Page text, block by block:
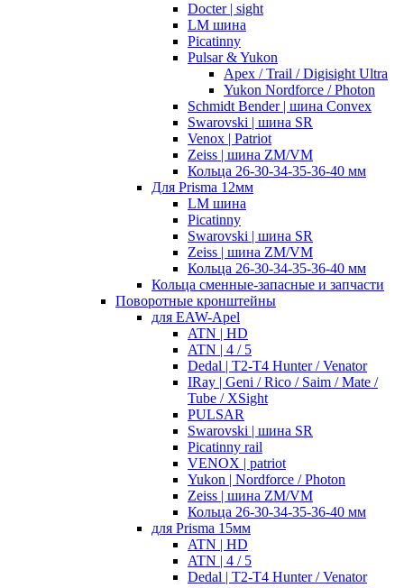
Docter | sight
LM шина
Picatinny
Pulsar & Yukon
Apex / Trail / Digisight Ultra
Yukon Nordforce / Photon
Schmidt Bender | шина Convex
Swarovski | шина SR
Venox | Patriot
Zeiss | шина ZM/VM
Кольца 26-30-34-35-36-40 мм
Для Prisma 12мм
LM шина
Picatinny
Swarovski | шина SR
Zeiss | шина ZM/VM
Кольца 26-30-34-35-36-40 мм
Кольца сменные-запасные и запчасти
Поворотные кронштейны
для EAW-Apel
ATN | HD
ATN | 4 / 5
Dedal | T2-T4 Hunter / Venator
IRay | Geni / Rico / Saim / Mate /
Tube / XSight
PULSAR
Swarovski | шина SR
Picatinny rail
VENOX | patriot
Yukon | Nordforce / Photon
Zeiss | шина ZM/VM
Кольца 26-30-34-35-36-40 мм
для Prisma 15мм
ATN | HD
ATN | 4 / 5
Dedal | T2-T4 Hunter / Venator